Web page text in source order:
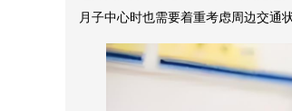
月子中心时也需要着重考虑周边交通